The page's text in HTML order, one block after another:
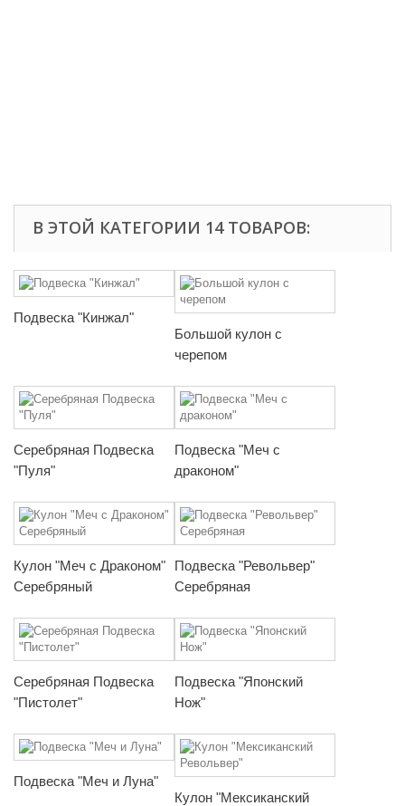
В ЭТОЙ КАТЕГОРИИ 14 ТОВАРОВ:
Подвеска "Кинжал"
Большой кулон с
черепом
Серебряная Подвеска
"Пуля"
Подвеска "Меч с
драконом"
Кулон "Меч с Драконом"
Серебряный
Подвеска "Револьвер"
Серебряная
Серебряная Подвеска
"Пистолет"
Подвеска "Японский
Нож"
Подвеска "Меч и Луна"
Кулон "Мексиканский